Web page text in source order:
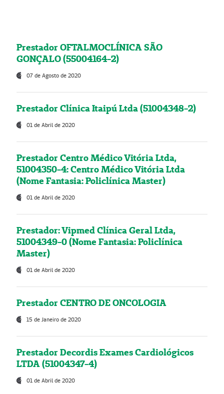
Prestador OFTALMOCLÍNICA SÃO
GONÇALO (55004164-2)
07 de Agosto de 2020
Prestador Clínica Itaipú Ltda (51004348-2)
01 de Abril de 2020
Prestador Centro Médico Vitória Ltda,
51004350-4: Centro Médico Vitória Ltda
(Nome Fantasia: Policlínica Master)
01 de Abril de 2020
Prestador: Vipmed Clínica Geral Ltda,
51004349-0 (Nome Fantasia: Policlínica
Master)
01 de Abril de 2020
Prestador CENTRO DE ONCOLOGIA
15 de Janeiro de 2020
Prestador Decordis Exames Cardiológicos
LTDA (51004347-4)
01 de Abril de 2020